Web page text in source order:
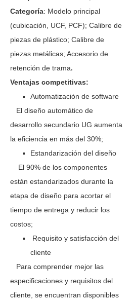
Categoría: Modelo principal
(cubicación, UCF, PCF); Calibre de
piezas de plástico; Calibre de
piezas metálicas; Accesorio de
retención de trama.
Ventajas competitivas:
Automatización de software
El diseño automático de
desarrollo secundario UG aumenta
la eficiencia en más del 30%;
Estandarización del diseño
El 90% de los componentes
están estandarizados durante la
etapa de diseño para acortar el
tiempo de entrega y reducir los
costos;
Requisito y satisfacción del
cliente
Para comprender mejor las
especificaciones y requisitos del
cliente, se encuentran disponibles